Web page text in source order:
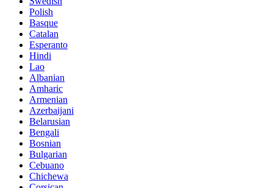
Polish
Basque
Catalan
Esperanto
Hindi
Lao
Albanian
Amharic
Armenian
Azerbaijani
Belarusian
Bengali
Bosnian
Bulgarian
Cebuano
Chichewa